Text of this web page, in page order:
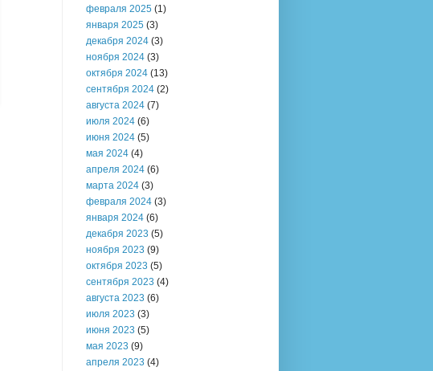
февраля 2025 (1)
января 2025 (3)
декабря 2024 (3)
ноября 2024 (3)
октября 2024 (13)
сентября 2024 (2)
августа 2024 (7)
июля 2024 (6)
июня 2024 (5)
мая 2024 (4)
апреля 2024 (6)
марта 2024 (3)
февраля 2024 (3)
января 2024 (6)
декабря 2023 (5)
ноября 2023 (9)
октября 2023 (5)
сентября 2023 (4)
августа 2023 (6)
июля 2023 (3)
июня 2023 (5)
мая 2023 (9)
апреля 2023 (4)